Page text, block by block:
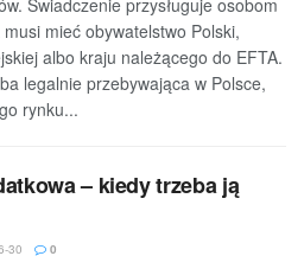
mieć obywatelstwo Polski,
albo kraju należącego do EFTA.
legalnie przebywająca w Polsce,
rynku...
– kiedy trzeba ją
30 0